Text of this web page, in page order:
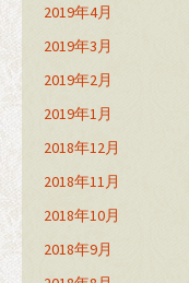
2019年4月
2019年3月
2019年2月
2019年1月
2018年12月
2018年11月
2018年10月
2018年9月